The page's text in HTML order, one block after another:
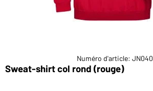
Numéro d'article: JN040
Sweat-shirt col rond (rouge)